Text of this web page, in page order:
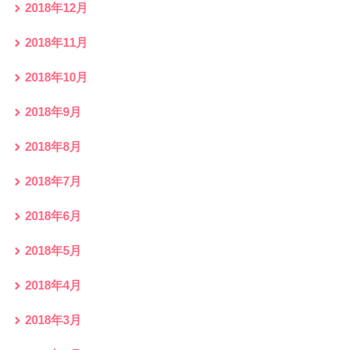
2018年12月
2018年11月
2018年10月
2018年9月
2018年8月
2018年7月
2018年6月
2018年5月
2018年4月
2018年3月